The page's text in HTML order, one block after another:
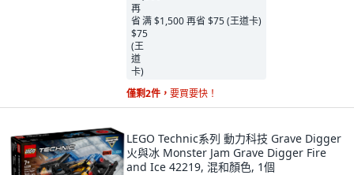
满 $1,500 再省 $75 (王道卡)
僅剩2件， 要買要快！
LEGO Technic系列 動力科技 Grave Digger
火與冰 Monster Jam Grave Digger Fire
and Ice 42219, 混和顏色, 1個